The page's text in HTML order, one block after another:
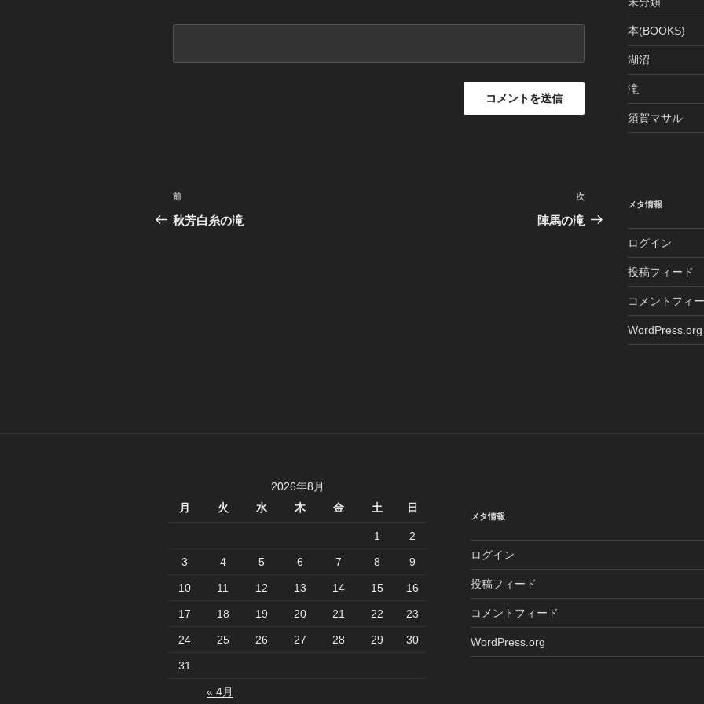
投
稿
前
の
前
秋芳白糸の滝
次
の
次
陣馬の滝
本(BOOKS)
湖沼
滝
須賀マサル
メタ情報
ログイン
投稿フィード
コメントフィ
WordPress.org
2026年8月
月
火 水 木 金 土 日
1 2
3 4 5 6 7 8 9
10 11 12 13 14 15 16
17 18 19 20 21 22 23
24 25 26 27 28 29 30
31
« 4月
メタ情報
ログイン
投稿フィード
コメントフィード
WordPress.org